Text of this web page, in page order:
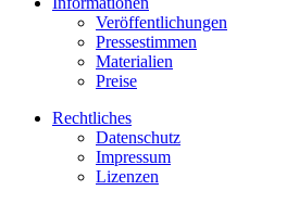
Veröffentlichungen
Pressestimmen
Materialien
Preise
Rechtliches
Datenschutz
Impressum
Lizenzen